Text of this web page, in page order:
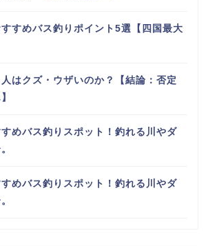
すすめバス釣りポイント5選【四国最大
人はクズ・ウザいのか？【結論：否定
めバス釣りスポット！釣れる川やダ
めバス釣りスポット！釣れる川やダ